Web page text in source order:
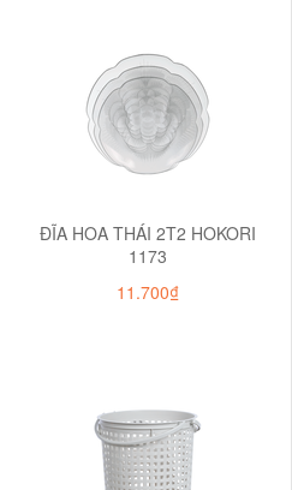
ĐĨA HOA THÁI 2T2 HOKORI
1173
11.700₫